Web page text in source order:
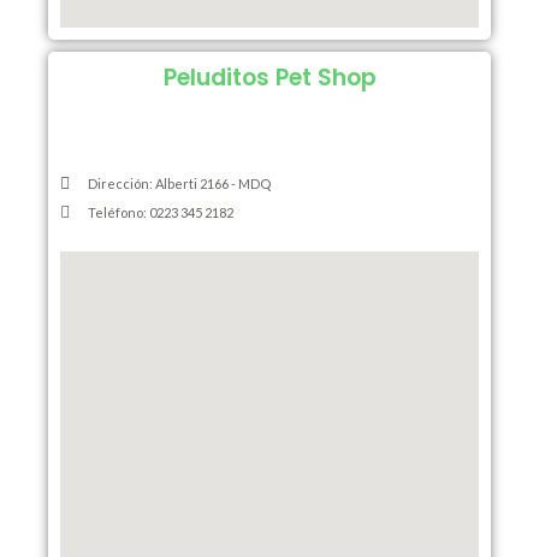
Peluditos Pet Shop
Dirección: Alberti 2166 - MDQ
Teléfono: 0223 345 2182